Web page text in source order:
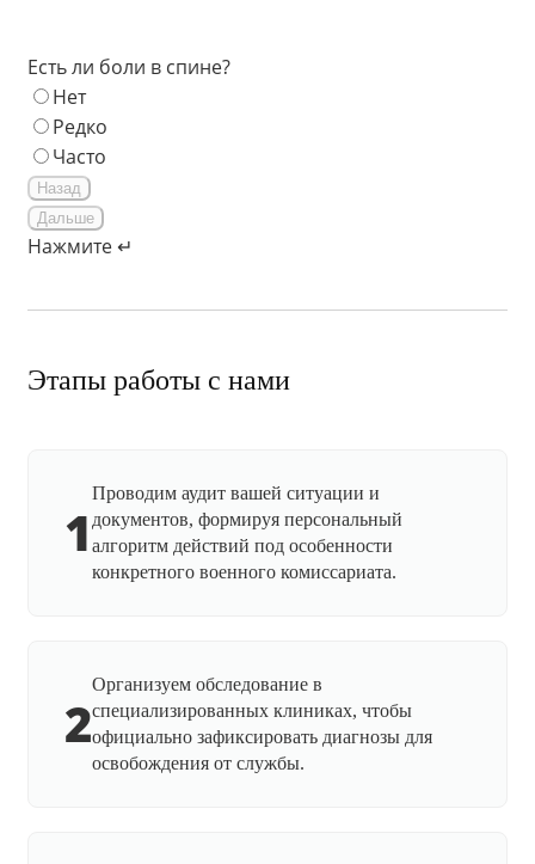
Есть ли боли в спине?
Нет
Редко
Часто
Назад
Дальше
Нажмите ↵
Этапы работы с нами
1
Проводим аудит вашей ситуации и
документов, формируя персональный
алгоритм действий под особенности
конкретного военного комиссариата.
2
Организуем обследование в
специализированных клиниках, чтобы
официально зафиксировать диагнозы для
освобождения от службы.